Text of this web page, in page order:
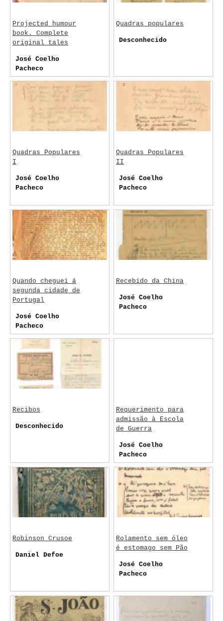
Projected humour
book. Complete
original tales
José Coelho
Pacheco
Quadras populares
Desconhecido
Quadras Populares
I
José Coelho
Pacheco
Quadras Populares
II
José Coelho
Pacheco
Quando cheguei á
segunda cidade de
Portugal
José Coelho
Pacheco
Recebido da China
José Coelho
Pacheco
Recibos
Desconhecido
Requerimento para
admissão à Escola
de Guerra
José Coelho
Pacheco
Robinson Crusoe
Daniel Defoe
Rolamento sem óleo
é estomago sem Pão
José Coelho
Pacheco